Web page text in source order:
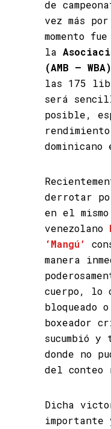
de
vez más
momento
la
(AMB – WBA)
las 175
será
posible,
derrotar
en el
venezolano
‘Mangú’
manera
cuerpo, lo
bloqueado
boxeador
sucumbió
donde no
del conteo
Dicha
importante